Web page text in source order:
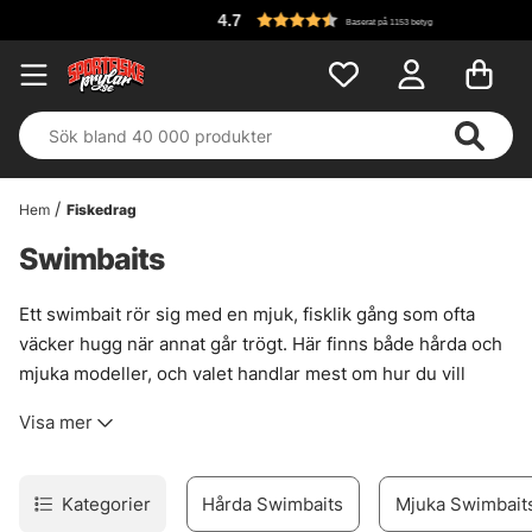
Baserat på 1153 betyg
Hem Fiskedrag
Swimbaits
Ett swimbait rör sig med en mjuk, fisklik gång som ofta
väcker hugg när annat går trögt. Här finns både hårda och
mjuka modeller, och valet handlar mest om hur du vill
levande. Enkelt att komma igång med. Kasta ut, veva hem,
väg när fisken står grunt, följer beten utan att riktigt slå,
eller när vattnet är klart och rörelsen behöver se trovärdig
Visa mer
Kategorier Hårda Swimbaits Mjuka